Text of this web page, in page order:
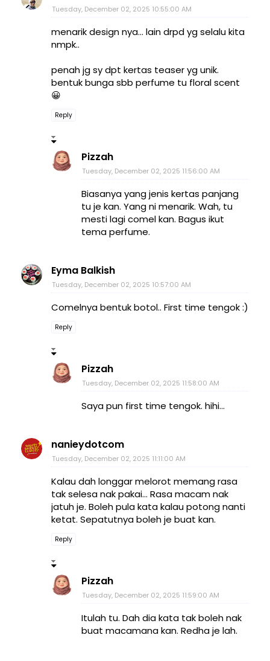
Tuesday, December 02, 2025 10:55:00 AM
menarik design nya... lain drpd yg selalu kita
nmpk..
penah jg sy dpt kertas teaser yg unik.
bentuk bunga sbb perfume tu floral scent
😀
Reply
Pizzah
Tuesday, December 02, 2025 11:56:00 AM
Biasanya yang jenis kertas panjang
tu je kan. Yang ni menarik. Wah, tu
mesti lagi comel kan. Bagus ikut
tema perfume.
Eyma Balkish
Tuesday, December 02, 2025 10:57:00 AM
Comelnya bentuk botol.. First time tengok :)
Reply
Pizzah
Tuesday, December 02, 2025 11:58:00 AM
Saya pun first time tengok. hihi...
nanieydotcom
Tuesday, December 02, 2025 11:11:00 AM
Kalau dah longgar melorot memang rasa
tak selesa nak pakai... Rasa macam nak
jatuh je. Boleh pula kata kalau potong nanti
ketat. Sepatutnya boleh je buat kan.
Reply
Pizzah
Tuesday, December 02, 2025 11:59:00 AM
Itulah tu. Dah dia kata tak boleh nak
buat macamana kan. Redha je lah.